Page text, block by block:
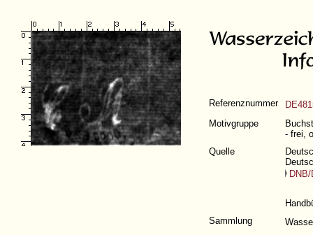
Referenznummer
Motivgruppe
- frei,
Quelle
Sammlung